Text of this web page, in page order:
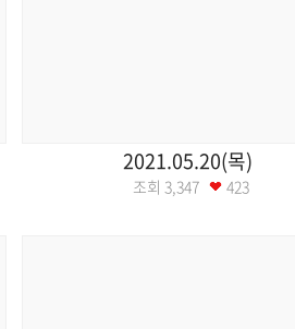
2021.05.20(목)
조회 3,347 423